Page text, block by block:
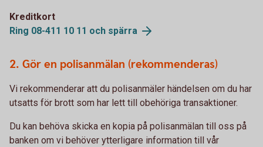
Kreditkort
Ring 08-411 10 11 och spärra
2. Gör en polisanmälan (rekommenderas)
Vi rekommenderar att du polisanmäler händelsen om du har
utsatts för brott som har lett till obehöriga transaktioner.
Du kan behöva skicka en kopia på polisanmälan till oss på
banken om vi behöver ytterligare information till vår